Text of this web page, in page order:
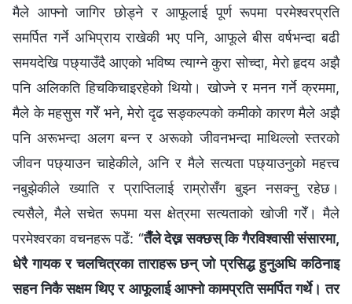
मैले आफ्नो जागिर छोड्ने र आफूलाई पूर्ण रूपमा परमेश्‍वरप्रति
समर्पित गर्ने अभिप्राय राखेकी भए पनि, आफूले बीस वर्षभन्दा बढी
समयदेखि पछ्याउँदै आएको भविष्य त्याग्ने कुरा सोच्दा, मेरो हृदय अझै
पनि अलिकति हिचकिचाइरहेको थियो। खोज्ने र मनन गर्ने क्रममा,
मैले के महसुस गरेँ भने, मेरो दृढ सङ्कल्पको कमीको कारण मैले अझै
पनि अरूभन्दा अलग बन्न र अरूको जीवनभन्दा माथिल्लो स्तरको
जीवन पछ्याउन चाहेकीले, अनि र मैले सत्यता पछ्याउनुको महत्त्व
नबुझेकीले ख्याति र प्राप्तिलाई राम्रोसँग बुझ्न नसक्नु रहेछ।
त्यसैले, मैले सचेत रूपमा यस क्षेत्रमा सत्यताको खोजी गरेँ। मैले
परमेश्‍वरका वचनहरू पढेँ: “तैँले देख्न सक्छस् कि गैरविश्‍वासी संसारमा,
धेरै गायक र चलचित्रका ताराहरू छन् जो प्रसिद्ध हुनुअघि कठिनाइ
सहन निकै सक्षम थिए र आफूलाई आफ्नो कामप्रति समर्पित गर्थे। तर